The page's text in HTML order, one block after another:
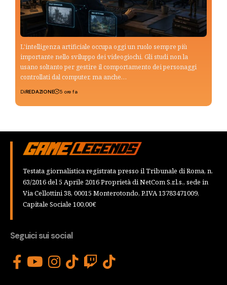
L'intelligenza artificiale occupa oggi un ruolo sempre più
importante nello sviluppo dei videogiochi. Gli studi non la
usano soltanto per gestire il comportamento dei personaggi
controllati dal computer, ma anche…
DiREDAZIONE 5 ore fa
Testata giornalistica registrata presso il Tribunale di Roma, n.
63/2016 del 5 Aprile 2016 Proprietà di NetCom S.r.l.s., sede in
Via Cellottini 38, 00015 Monterotondo, P.IVA 13783471009,
Capitale Sociale 100,00€
Seguici sui social